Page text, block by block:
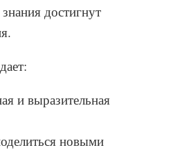
достигнут
и выразительная
новыми